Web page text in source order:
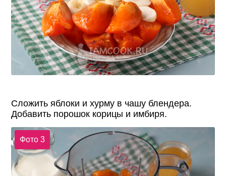
Сложить яблоки и хурму в чашу блендера.
Добавить порошок корицы и имбиря.
Фото 3